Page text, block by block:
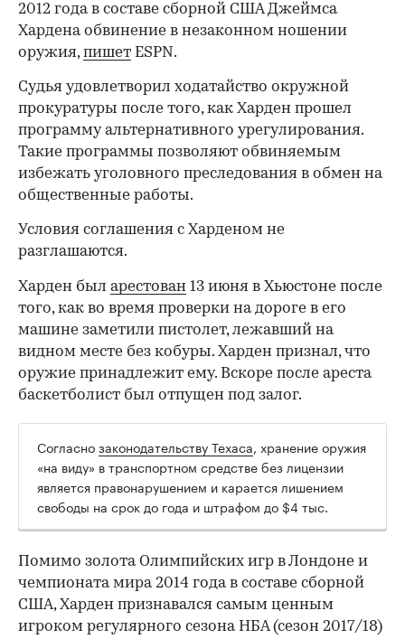
2012 года в составе сборной США Джеймса
Хардена обвинение в незаконном ношении
оружия,пишет ESPN.
Судья удовлетворил ходатайство окружной
прокуратуры после того, как Харден прошел
программу альтернативного урегулирования.
Такие программы позволяют обвиняемым
избежать уголовного преследования в обмен на
общественные работы.
Условия соглашения с Харденом не
разглашаются.
00:00 / 00:00
Харден был арестован 13 июня в Хьюстоне после
того, как во время проверки на дороге в его
машине заметили пистолет, лежавший на
видном месте без кобуры. Харден признал, что
оружие принадлежит ему. Вскоре после ареста
баскетболист был отпущен под залог.
Согласнозаконодательству Техаса, хранение оружия
«на виду» в транспортном средстве без лицензии
является правонарушением и карается лишением
свободы на срок до года и штрафом до $4 тыс.
Помимо золота Олимпийских игр в Лондоне и
чемпионата мира 2014 года в составе сборной
США, Харден признавался самым ценным
игроком регулярного сезона НБА (сезон 2017/18)